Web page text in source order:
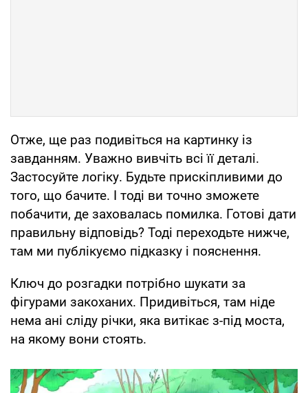
Отже, ще раз подивіться на картинку із
завданням. Уважно вивчіть всі її деталі.
Застосуйте логіку. Будьте прискіпливими до
того, що бачите. І тоді ви точно зможете
побачити, де заховалась помилка. Готові дати
правильну відповідь? Тоді переходьте нижче,
там ми публікуємо підказку і пояснення.
Ключ до розгадки потрібно шукати за
фігурами закоханих. Придивіться, там ніде
нема ані сліду річки, яка витікає з-під моста,
на якому вони стоять.